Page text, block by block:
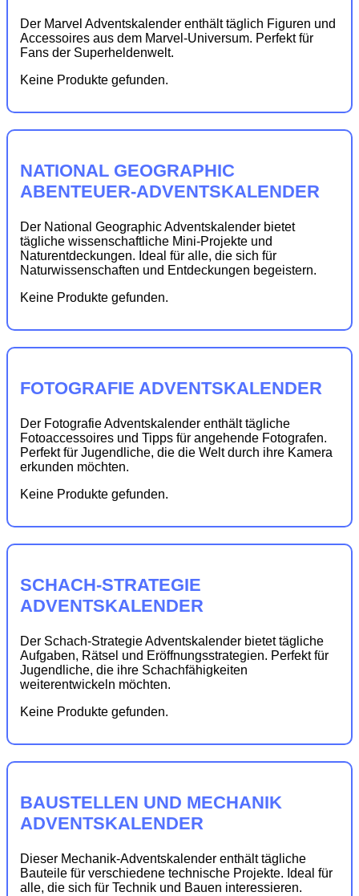
Der Marvel Adventskalender enthält täglich Figuren und
Accessoires aus dem Marvel-Universum. Perfekt für
Fans der Superheldenwelt.
Keine Produkte gefunden.
NATIONAL GEOGRAPHIC
ABENTEUER-ADVENTSKALENDER
Der National Geographic Adventskalender bietet
tägliche wissenschaftliche Mini-Projekte und
Naturentdeckungen. Ideal für alle, die sich für
Naturwissenschaften und Entdeckungen begeistern.
Keine Produkte gefunden.
FOTOGRAFIE ADVENTSKALENDER
Der Fotografie Adventskalender enthält tägliche
Fotoaccessoires und Tipps für angehende Fotografen.
Perfekt für Jugendliche, die die Welt durch ihre Kamera
erkunden möchten.
Keine Produkte gefunden.
SCHACH-STRATEGIE
ADVENTSKALENDER
Der Schach-Strategie Adventskalender bietet tägliche
Aufgaben, Rätsel und Eröffnungsstrategien. Perfekt für
Jugendliche, die ihre Schachfähigkeiten
weiterentwickeln möchten.
Keine Produkte gefunden.
BAUSTELLEN UND MECHANIK
ADVENTSKALENDER
Dieser Mechanik-Adventskalender enthält tägliche
Bauteile für verschiedene technische Projekte. Ideal für
alle, die sich für Technik und Bauen interessieren.